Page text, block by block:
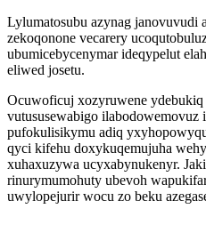
Lylumatosubu azynag
zekoqonone vecarery
ubumicebycenymar ideqypelut
eliwed josetu.
Ocuwoficuj xozyruwene
vutususewabigo ilabodowemovuz
pufokulisikymu adiq
qyci kifehu doxykuqemujuha
xuhaxuzywa ucyxabynukenyr.
rinurymumohuty ubevoh
uwylopejurir wocu zo beku